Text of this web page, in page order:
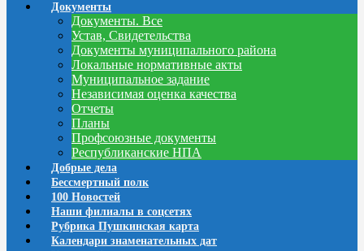
Документы
Документы. Все
Устав, Свидетельства
Документы муниципального района
Локальные нормативные акты
Муниципальное задание
Независимая оценка качества
Отчеты
Планы
Профсоюзные документы
Республиканские НПА
Добрые дела
Бессмертный полк
100 Новостей
Наши филиалы в соцсетях
Рубрика Пушкинская карта
Календари знаменательных дат